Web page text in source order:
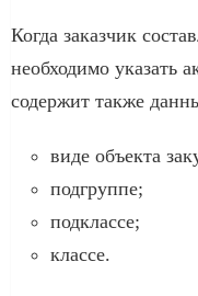
Когда заказчик
необходимо указать
содержит также
виде объекта
подгруппе;
подклассе;
классе.